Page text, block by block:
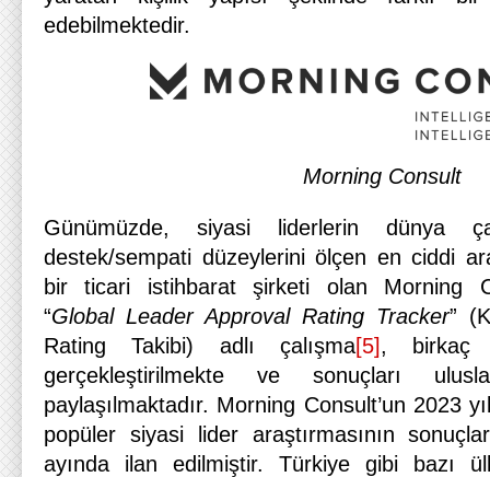
edebilmektedir.
Morning Consult
Günümüzde, siyasi liderlerin dünya
destek/sempati düzeylerini ölçen en ciddi
bir ticari istihbarat şirketi olan Morning
“Global Leader Approval Rating Tracker”
Rating Takibi) adlı çalışma[5], birkaç
gerçekleştirilmekte ve sonuçları
paylaşılmaktadır. Morning Consult’un 2023
popüler siyasi lider araştırmasının
ayında ilan edilmiştir. Türkiye gibi bazı